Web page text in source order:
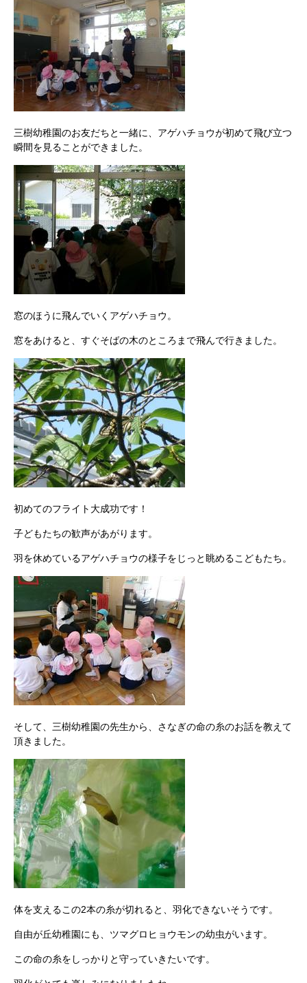
三樹幼稚園のお友だちと一緒に、アゲハチョウが初めて飛び立つ
瞬間を見ることができました。
窓のほうに飛んでいくアゲハチョウ。
窓をあけると、すぐそばの木のところまで飛んで行きました。
初めてのフライト大成功です！
子どもたちの歓声があがります。
羽を休めているアゲハチョウの様子をじっと眺めるこどもたち。
そして、三樹幼稚園の先生から、さなぎの命の糸のお話を教えて
頂きました。
体を支えるこの2本の糸が切れると、羽化できないそうです。
自由が丘幼稚園にも、ツマグロヒョウモンの幼虫がいます。
この命の糸をしっかりと守っていきたいです。